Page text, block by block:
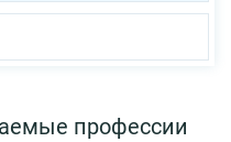
профессии